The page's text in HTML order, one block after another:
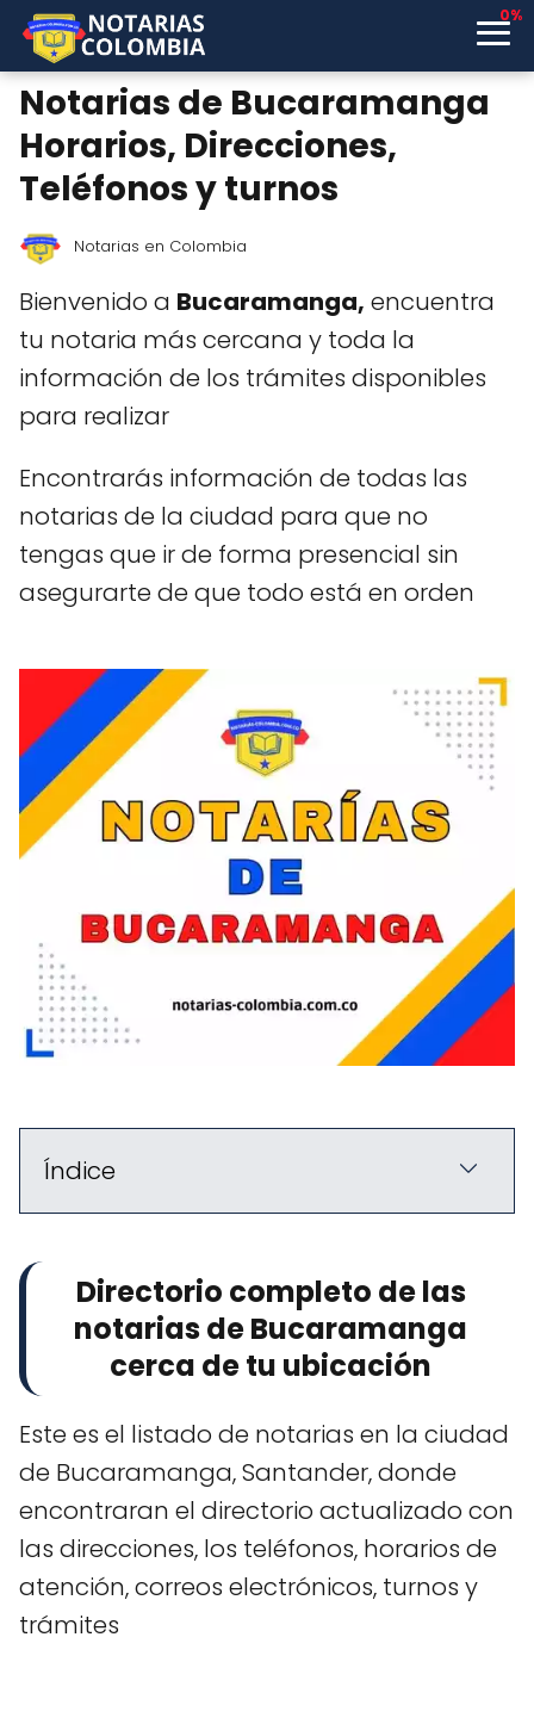
0%
Notarias de Bucaramanga
Horarios, Direcciones,
Teléfonos y turnos
Notarias en Colombia
Bienvenido a Bucaramanga, encuentra
tu notaria más cercana y toda la
información de los trámites disponibles
para realizar
Encontrarás información de todas las
notarias de la ciudad para que no
tengas que ir de forma presencial sin
asegurarte de que todo está en orden
Índice
Directorio completo de las
notarias de Bucaramanga
cerca de tu ubicación
Este es el listado de notarias en la ciudad
de Bucaramanga, Santander, donde
encontraran el directorio actualizado con
las direcciones, los teléfonos, horarios de
atención, correos electrónicos, turnos y
trámites